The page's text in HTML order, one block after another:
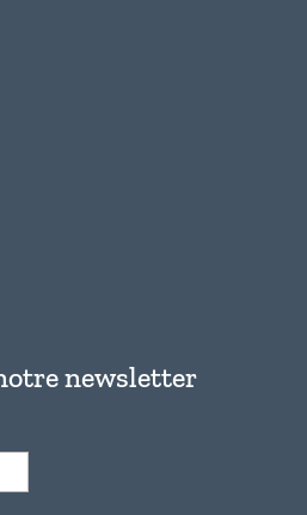
newsletter